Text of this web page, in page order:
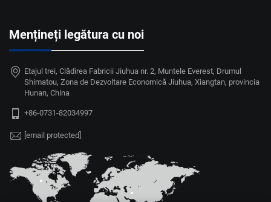
Mențineți legătura cu noi
Etajul trei, Clădirea Fabricii Jiuhua nr. 2, Muntele Everest, Drumul
Shimatou, Zona de Dezvoltare Economică Jiuhua, Xiangtan, provincia
Hunan, China
+86-0731-82034997
[email protected]